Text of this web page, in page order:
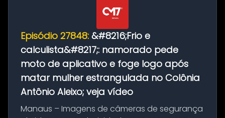
Episódio 27848: &#8216;Frio e
calculista&#8217;: namorado pede
moto de aplicativo e foge logo após
matar mulher estrangulada no Colônia
Antônio Aleixo; veja vídeo
Manaus – Imagens de câmeras de segurança